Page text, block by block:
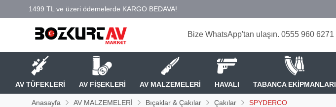
Bize WhatsApp'tan ulaşın. 0555 960 6271
AV TÜFEKLERİ AV FİŞEKLERİ AV MALZEMELERİ HAVALI TABANCA EKİPMANLARI
Anasayfa AV MALZEMELERİ Bıçaklar & Çakılar Çakılar SPYDERCO